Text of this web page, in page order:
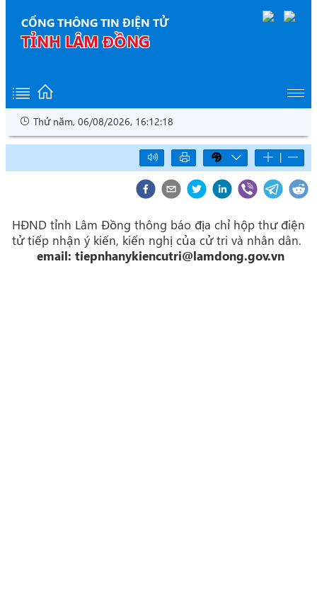
CỔNG THÔNG TIN ĐIỆN TỬ
TỈNH LÂM ĐỒNG
Thứ năm, 06/08/2026, 16:12:19
|
HĐND tỉnh Lâm Đồng thông báo địa chỉ hộp thư điện
tử tiếp nhận ý kiến, kiến nghị của cử tri và nhân dân.
email: tiepnhanykiencutri@lamdong.gov.vn